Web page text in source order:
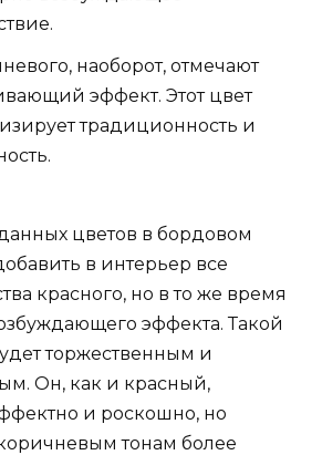
наоборот, отмечают
эффект. Этот цвет
традиционность и
цветов в бордовом
в интерьер все
красного, но в то же время
эффекта. Такой
торжественным и
Он, как и красный,
и роскошно, но
тонам более